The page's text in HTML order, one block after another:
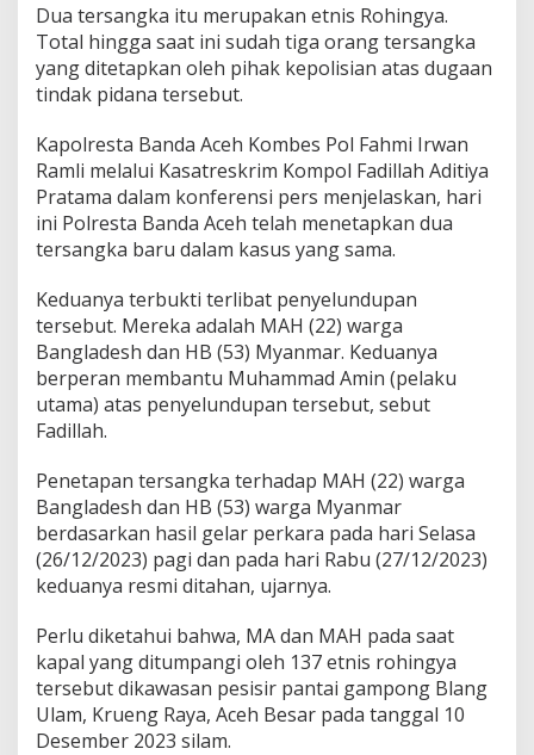
Dua tersangka itu merupakan etnis Rohingya.
Total hingga saat ini sudah tiga orang tersangka
yang ditetapkan oleh pihak kepolisian atas dugaan
tindak pidana tersebut.
Kapolresta Banda Aceh Kombes Pol Fahmi Irwan
Ramli melalui Kasatreskrim Kompol Fadillah Aditiya
Pratama dalam konferensi pers menjelaskan, hari
ini Polresta Banda Aceh telah menetapkan dua
tersangka baru dalam kasus yang sama.
Keduanya terbukti terlibat penyelundupan
tersebut. Mereka adalah MAH (22) warga
Bangladesh dan HB (53) Myanmar. Keduanya
berperan membantu Muhammad Amin (pelaku
utama) atas penyelundupan tersebut, sebut
Fadillah.
Penetapan tersangka terhadap MAH (22) warga
Bangladesh dan HB (53) warga Myanmar
berdasarkan hasil gelar perkara pada hari Selasa
(26/12/2023) pagi dan pada hari Rabu (27/12/2023)
keduanya resmi ditahan, ujarnya.
Perlu diketahui bahwa, MA dan MAH pada saat
kapal yang ditumpangi oleh 137 etnis rohingya
tersebut dikawasan pesisir pantai gampong Blang
Ulam, Krueng Raya, Aceh Besar pada tanggal 10
Desember 2023 silam.